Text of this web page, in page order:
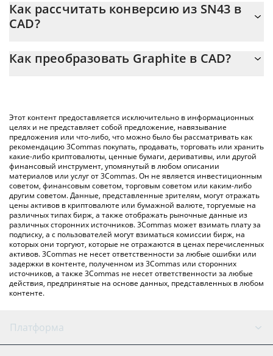
На данный момент 1 Graphite равно 1.5 {toSymbol
Как рассчитать конверсию из SN43 в
CAD?
цену конвертации SN43 в CAD, просто введя сумму Graphite в
Вы также можете использовать приведенную выше таблицу
цен Graphite, чтобы проверить последние цены на Graphite
в основных фиатных и криптовалютах.
Как преобразовать Graphite в CAD?
Этот контент предоставляется исключительно в информационных
целях и не представляет собой предложение, навязывание
предложения или что-либо, что можно было бы рассматривать как
рекомендацию 3Commas покупать, продавать, торговать или хранить
какие-либо криптовалюты, ценные бумаги, деривативы, или другой
финансовый инструмент, упомянутый в любом описании
материалов или услуг от 3Commas. Он не является инвестиционным
советом, финансовым советом, торговым советом или каким-либо
другим советом. Данные, представленные зрителям, могут отражать
цены активов в криптовалюте или бумажной валюте, торгуемые на
различных типах бирж, а также отображать рыночные данные из
различных сторонних источников. 3Commas может взимать плату за
подписку, а с пользователей могут взиматься комиссии бирж, на
которых они торгуют, которые не отражаются в ценах перечисленных
активов. 3Commas не несет ответственности за любые ошибки или
задержки в контенте, полученном из 3Commas или сторонних
источников, а также 3Commas не несет ответственности за любые
действия, предпринятые на основе данных, представленных в любом
контенте.
Платформа